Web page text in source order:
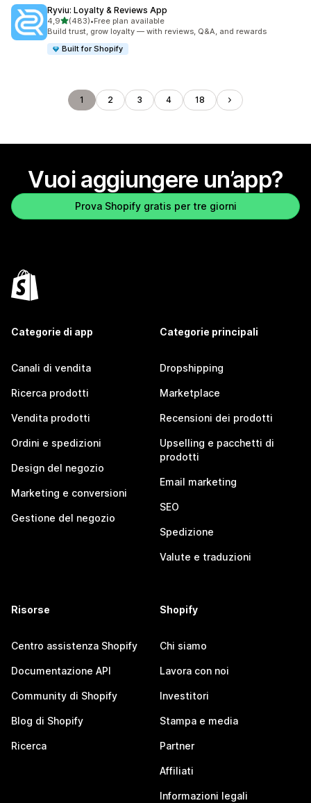
Ryviu: Loyalty & Reviews App
4,9stelle su 5
(483)
483 recensioni totali
•Free plan available
Build trust, grow loyalty — with reviews, Q&A, and rewards
Built for Shopify
1 2 3 4 18
Vuoi aggiungere un’app?
Prova Shopify gratis per tre giorni
Categorie di app
Canali di vendita
Ricerca prodotti
Vendita prodotti
Ordini e spedizioni
Design del negozio
Marketing e conversioni
Gestione del negozio
Categorie principali
Dropshipping
Marketplace
Recensioni dei prodotti
Upselling e pacchetti di
prodotti
Email marketing
SEO
Spedizione
Valute e traduzioni
Risorse
Centro assistenza Shopify
Documentazione API
Community di Shopify
Blog di Shopify
Ricerca
Shopify
Chi siamo
Lavora con noi
Investitori
Stampa e media
Partner
Affiliati
Informazioni legali